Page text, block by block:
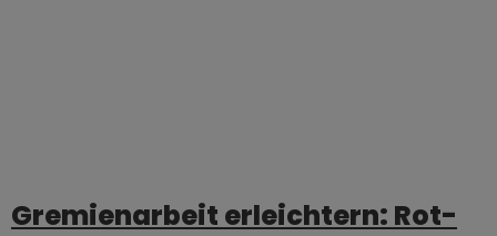
Gremienarbeit erleichtern: Rot-